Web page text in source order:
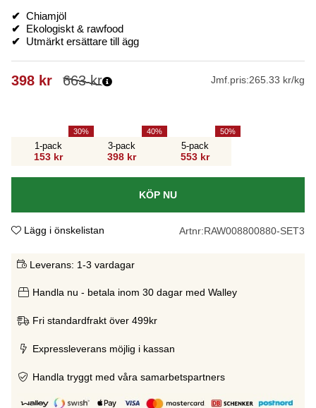
✔ Chiamjöl
✔
Ekologiskt & rawfood
✔ Utmärkt ersättare till ägg
663kr
398 kr Jmf.pris:265.33 kr/kg
1-pack
153 kr
30
3-pack
398 kr
40
5-pack
553 kr
50
KÖP NU
Lägg i önskelistan Artnr:RAW008800880-SET3
Leverans: 1-3 vardagar
Handla nu - betala inom 30 dagar med Walley
Fri standardfrakt över 499kr
Expressleverans möjlig i kassan
Handla tryggt med våra samarbetspartners